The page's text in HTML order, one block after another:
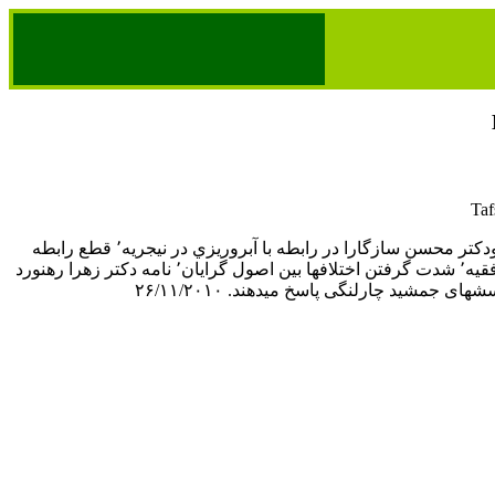
دکتر عليرضا نوری زاده ودكتر محسن سازگارا در رابطه با آبروريزي در نيجريه٬ قطع رابطه
گامبيا با جمهوري ولايت فقيه٬ شدت گرفتن اختلافها بين اصول گرايان٬ نامه دكتر زهرا رهنورد